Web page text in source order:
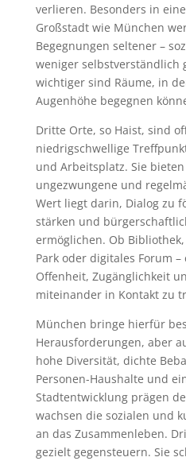
verlieren. Besonders in
Großstadt wie München
Begegnungen seltener –
weniger selbstverständlich
wichtiger sind Räume, in
Augenhöhe begegnen
Dritte Orte, so Haist, sind
niedrigschwellige
und Arbeitsplatz. Sie
ungezwungene und
Wert liegt darin, Dialog zu
stärken und
ermöglichen. Ob
Park oder digitales Forum
Offenheit, Zugänglichkeit
miteinander in Kontakt zu
München bringe hierfür
Herausforderungen, aber
hohe Diversität, dichte
Personen-Haushalte und
Stadtentwicklung prägen
wachsen die sozialen und
an das Zusammenleben.
gezielt gegensteuern. Sie